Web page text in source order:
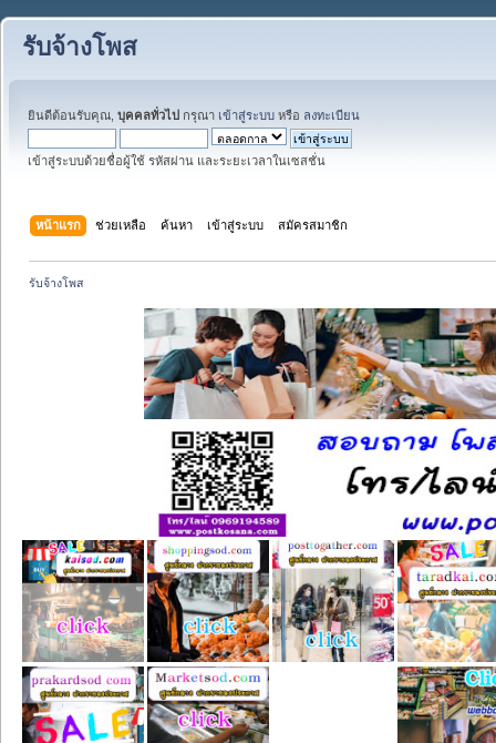
รับจ้างโพส
ยินดีต้อนรับคุณ, บุคคลทั่วไป กรุณา เข้าสู่ระบบ หรือ ลงทะเบียน
เข้าสู่ระบบด้วยชื่อผู้ใช้ รหัสผ่าน และระยะเวลาในเซสชั่น
หน้าแรก ช่วยเหลือ ค้นหา เข้าสู่ระบบ สมัครสมาชิก
รับจ้างโพส